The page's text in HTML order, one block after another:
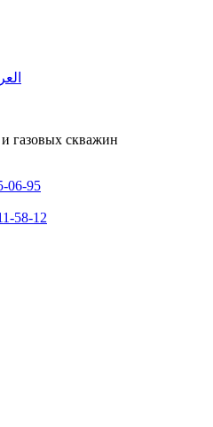
газовых скважин
06-95
58-12